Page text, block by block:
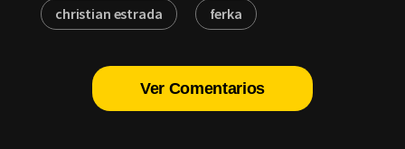
christian estrada ferka
Ver Comentarios